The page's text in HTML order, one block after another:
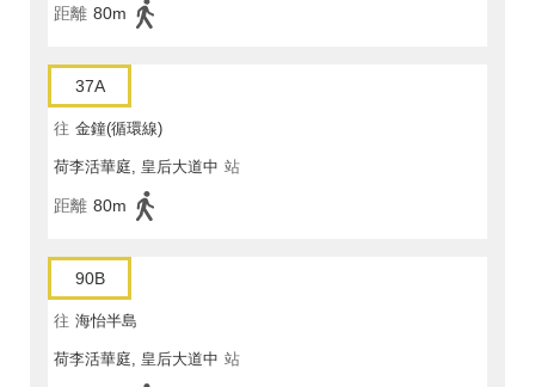
距離 80m
37A
往 金鐘(循環線)
荷李活華庭, 皇后大道中 站
距離 80m
90B
往 海怡半島
荷李活華庭, 皇后大道中 站